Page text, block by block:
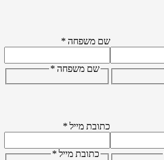
שם משפחה *
שם משפחה *
כתובת מייל *
כתובת מייל *